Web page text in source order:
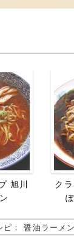
旭川
ク
ピ： 醤油ラーメ